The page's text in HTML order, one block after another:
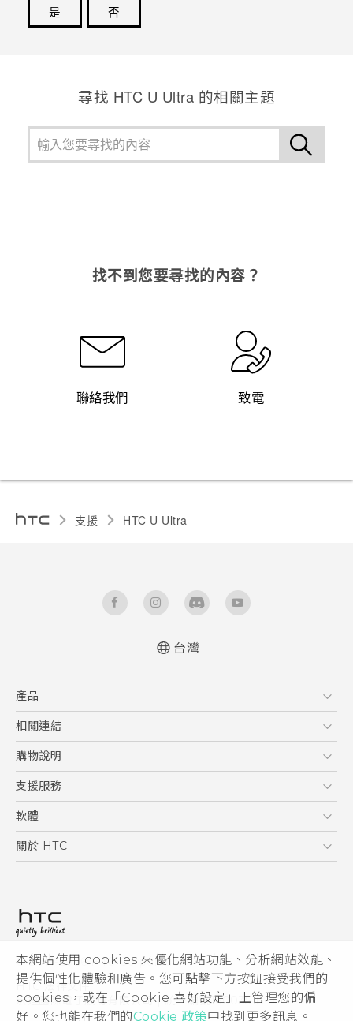
本網站使用 cookies 來優化網站功能、分析網站效能、
提供個性化體驗和廣告。您可點擊下方按鈕接受我們的
cookies，或在「Cookie 喜好設定」上管理您的偏
好。您也能在我們的Cookie 政策中找到更多訊息。
是
否
尋找 HTC U Ultra 的相關主題
找不到您要尋找的內容？
聯絡我們 致電
支援 HTC U Ultra‎
台灣
產品
5G
智慧型手機
配件
相關連結
HTC Research
購物說明
購物須知
訂單管理
付款方式
支援服務
到府收送維修服務
服務中心資訊
客戶服務佈告欄
軟體
應用程式
HTC Sync Manager
關於 HTC
投資人
隱私權政策
產品安全性
© 2011-2026 HTC Corporation
HTC 法律文件
宏達國際電子股份有限公司 | 統一編號16003518